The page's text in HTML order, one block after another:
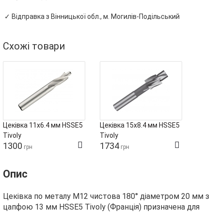
✓ Відправка з Вінницької обл., м. Могилів-Подільський
Схожі товари
Цеківка 11х6.4 мм HSSE5
Tivoly
1300 грн
Цеківка 15х8.4 мм HSSE5
Tivoly
1734 грн
Опис
Цеківка по металу М12 чистова 180° діаметром 20 мм з
цапфою 13 мм HSSE5 Tivoly (Франція) призначена для